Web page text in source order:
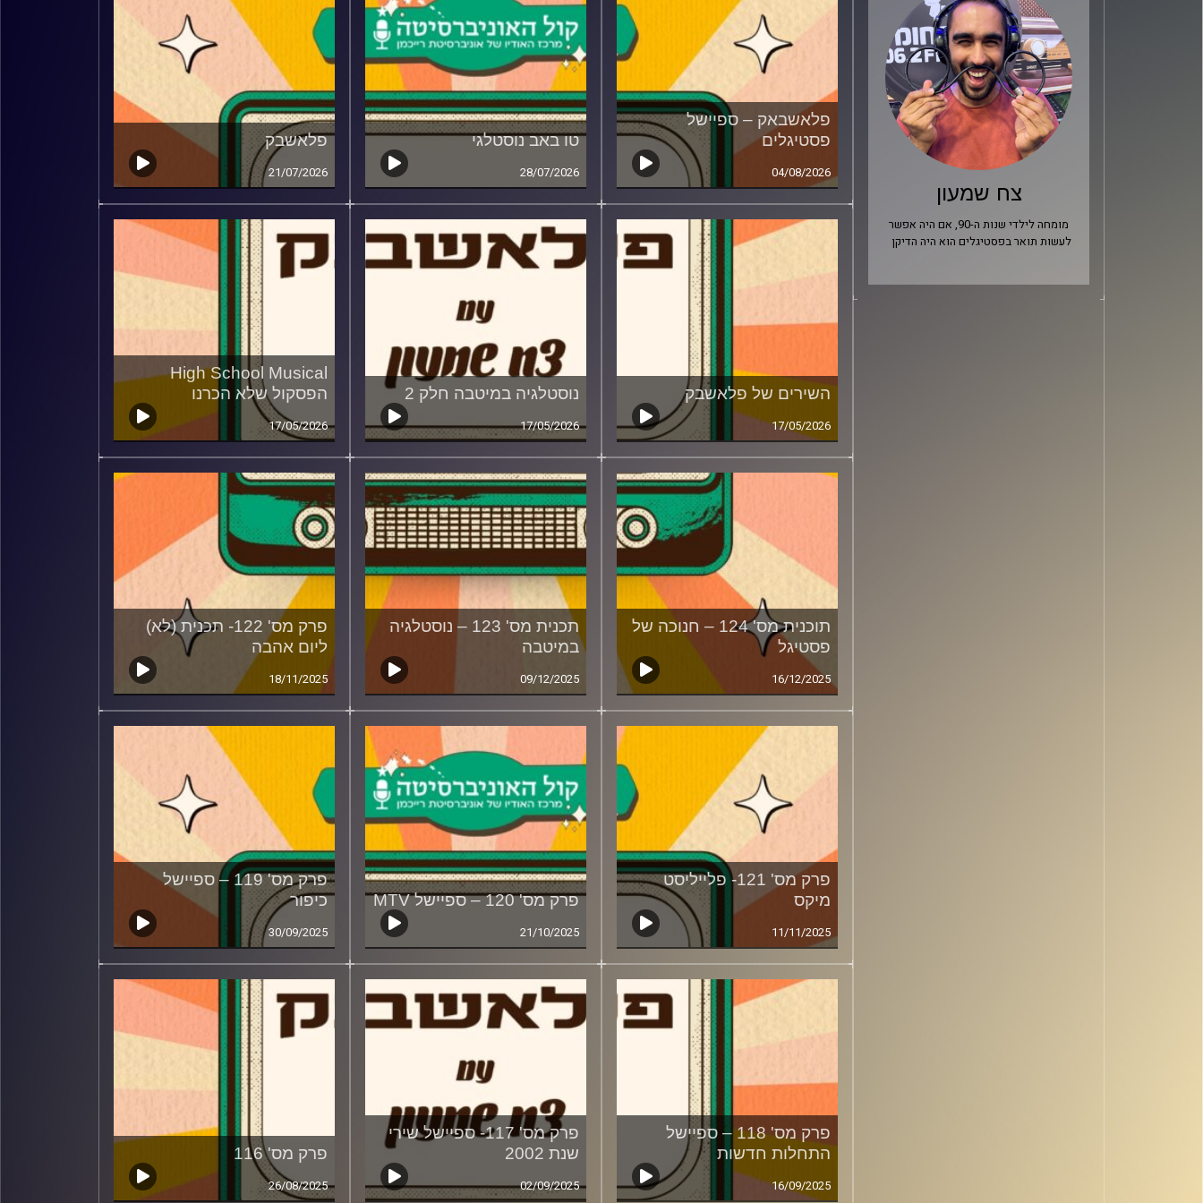
צח שמעון
מומחה לילדי שנות ה-90, אם היה אפשר
לעשות תואר בפסטיגלים הוא היה הדיקן
פלאשבאק – ספיישל
פסטיגלים
04/08/2026
טו באב נוסטלגי
28/07/2026
פלאשבק
21/07/2026
השירים של פלאשבק
17/05/2026
נוסטלגיה במיטבה חלק 2
17/05/2026
High School Musical
הפסקול שלא הכרנו
17/05/2026
תוכנית מס' 124 – חנוכה של
פסטיגל
16/12/2025
תכנית מס' 123 – נוסטלגיה
במיטבה
09/12/2025
פרק מס' 122- תכנית (לא)
ליום אהבה
18/11/2025
פרק מס' 121- פלייליסט
מיקס
11/11/2025
פרק מס' 120 – ספיישל MTV
21/10/2025
פרק מס' 119 – ספיישל
כיפור
30/09/2025
פרק מס' 118 – ספיישל
התחלות חדשות
16/09/2025
פרק מס' 117- ספיישל שירי
שנת 2002
02/09/2025
פרק מס' 116
26/08/2025